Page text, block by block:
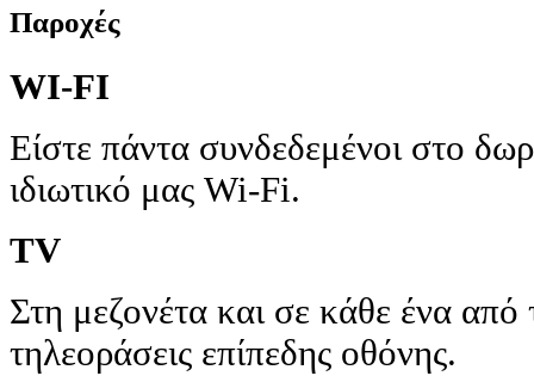
Παροχές
WI-FI
Είστε πάντα συνδεδεμένοι στο
ιδιωτικό μας Wi-Fi.
TV
Στη μεζονέτα και σε κάθε ένα από
τηλεοράσεις επίπεδης οθόνης.